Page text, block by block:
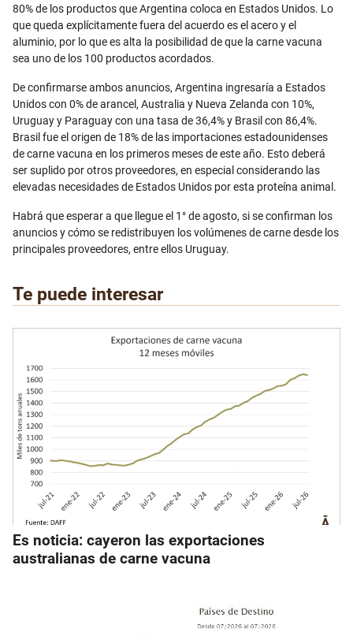
80% de los productos que Argentina coloca en Estados Unidos. Lo
que queda explícitamente fuera del acuerdo es el acero y el
aluminio, por lo que es alta la posibilidad de que la carne vacuna
sea uno de los 100 productos acordados.
De confirmarse ambos anuncios, Argentina ingresaría a Estados
Unidos con 0% de arancel, Australia y Nueva Zelanda con 10%,
Uruguay y Paraguay con una tasa de 36,4% y Brasil con 86,4%.
Brasil fue el origen de 18% de las importaciones estadounidenses
de carne vacuna en los primeros meses de este año. Esto deberá
ser suplido por otros proveedores, en especial considerando las
elevadas necesidades de Estados Unidos por esta proteína animal.
Habrá que esperar a que llegue el 1° de agosto, si se confirman los
anuncios y cómo se redistribuyen los volúmenes de carne desde los
principales proveedores, entre ellos Uruguay.
Te puede interesar
Es noticia: cayeron las exportaciones
australianas de carne vacuna